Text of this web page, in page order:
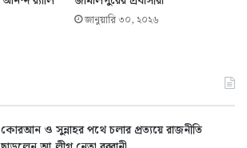
জানুয়ারি ৩০, ২০২৬
কোরআন ও সুন্নাহর পথে চলার প্রত্যয়ে রাজনীতি